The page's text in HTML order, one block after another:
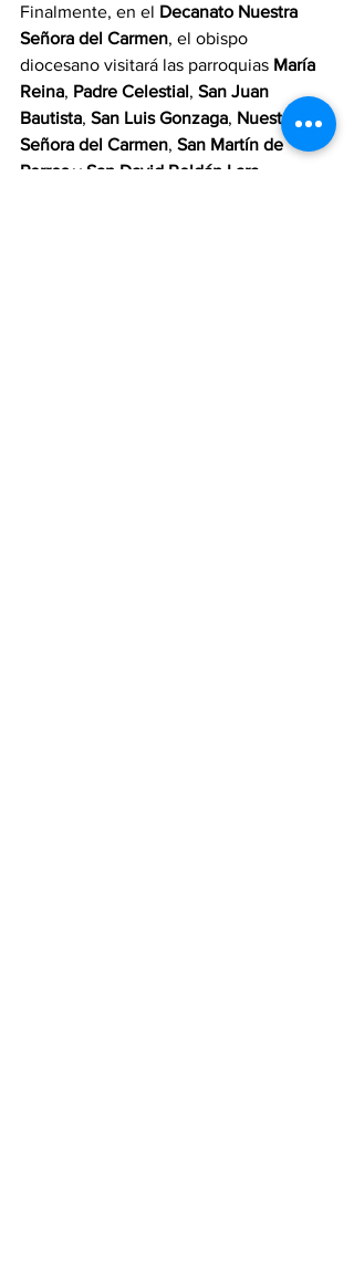
Finalmente, en el Decanato Nuestra
Señora del Carmen, el obispo
diocesano visitará las parroquias María
Reina, Padre Celestial, San Juan
Bautista, San Luis Gonzaga, Nuestra
Señora del Carmen, San Martín de
Porres y San David Roldán Lara